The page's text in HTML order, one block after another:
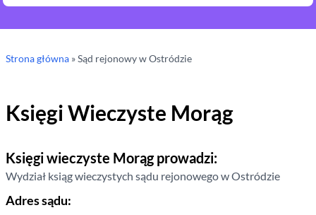
Strona główna »Sąd rejonowyw Ostródzie
Księgi Wieczyste Morąg
Księgi wieczyste Morągprowadzi:
Wydział ksiąg wieczystych sądu rejonowegow Ostródzie
Adres sądu: